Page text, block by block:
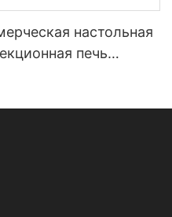
настольная
печь